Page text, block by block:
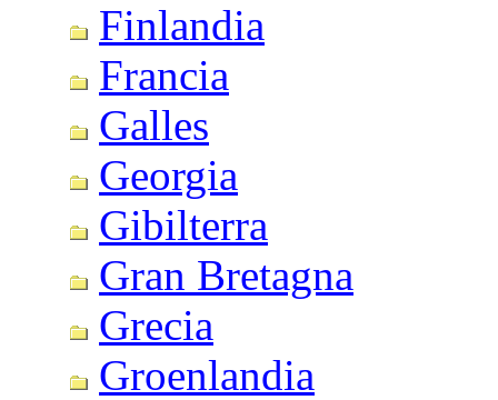
Finlandia
Francia
Galles
Georgia
Gibilterra
Gran Bretagna
Grecia
Groenlandia